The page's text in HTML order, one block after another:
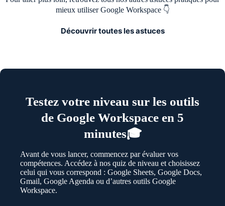
mieux utiliser Google Workspace 👇
Découvrir toutes les astuces
Testez votre niveau sur les outils
de Google Workspace en 5
minutes🎓
Avant de vous lancer, commencez par évaluer vos
compétences. Accédez à nos quiz de niveau et choisissez
celui qui vous correspond : Google Sheets, Google Docs,
Gmail, Google Agenda ou d’autres outils Google
Workspace.